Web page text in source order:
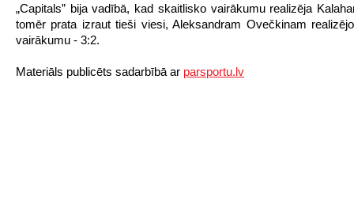
„Capitals” bija vadībā, kad skaitlisko vairākumu realizēja
tomēr prata izraut tieši viesi, Aleksandram Ovečkinam
vairākumu - 3:2.
Materiāls publicēts sadarbībā ar parsportu.lv